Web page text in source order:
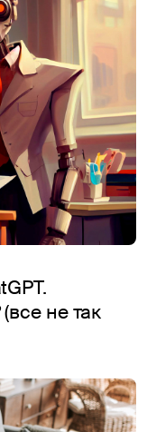
не так